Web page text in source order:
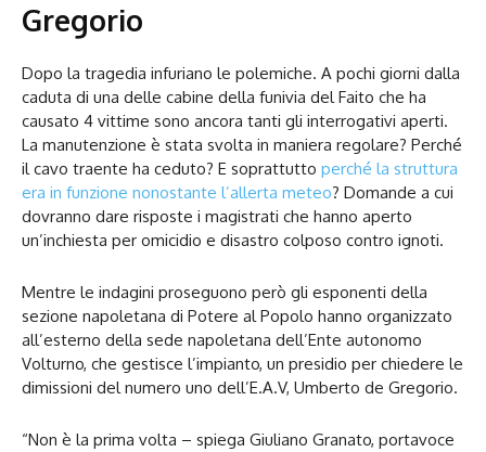
Gregorio
Dopo la tragedia infuriano le polemiche. A pochi giorni dalla
caduta di una delle cabine della funivia del Faito che ha
causato 4 vittime sono ancora tanti gli interrogativi aperti.
La manutenzione è stata svolta in maniera regolare? Perché
il cavo traente ha ceduto? E soprattutto perché la struttura
era in funzione nonostante l’allerta meteo? Domande a cui
dovranno dare risposte i magistrati che hanno aperto
un’inchiesta per omicidio e disastro colposo contro ignoti.
Mentre le indagini proseguono però gli esponenti della
sezione napoletana di Potere al Popolo hanno organizzato
all’esterno della sede napoletana dell’Ente autonomo
Volturno, che gestisce l’impianto, un presidio per chiedere le
dimissioni del numero uno dell’E.A.V, Umberto de Gregorio.
“Non è la prima volta – spiega Giuliano Granato, portavoce